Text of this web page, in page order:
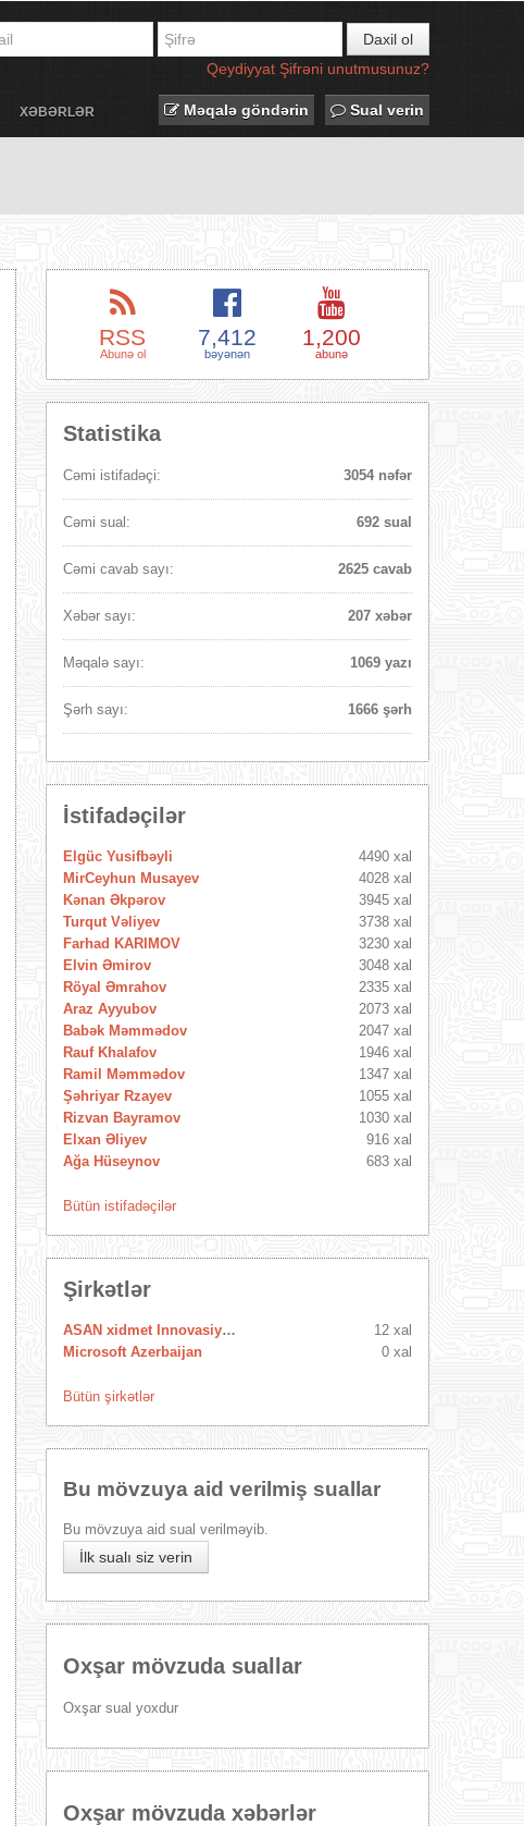
Daxil ol
Qeydiyyat Şifrəni unutmusunuz?
XƏBƏRLƏR Məqalə göndərin Sual verin
RSS
Abunə ol
7,412
bəyənən
1,200
abunə
Statistika
Cəmi istifadəçi: 3054 nəfər
Cəmi sual: 692 sual
Cəmi cavab sayı: 2625 cavab
Xəbər sayı: 207 xəbər
Məqalə sayı: 1069 yazı
Şərh sayı: 1666 şərh
İstifadəçilər
Elgüc Yusifbəyli
4490 xal
MirCeyhun Musayev
4028 xal
Kənan Əkpərov
3945 xal
Turqut Vəliyev
3738 xal
Farhad KARIMOV
3230 xal
Elvin Əmirov
3048 xal
Röyal Əmrahov
2335 xal
Araz Ayyubov
2073 xal
Babək Məmmədov
2047 xal
Rauf Khalafov
1946 xal
Ramil Məmmədov
1347 xal
Şəhriyar Rzayev
1055 xal
Rizvan Bayramov
1030 xal
Elxan Əliyev
916 xal
Ağa Hüseynov
683 xal
Bütün istifadəçilər
Şirkətlər
ASAN xidmet Innovasiya Mərkəzi
12 xal
Microsoft Azerbaijan
0 xal
Bütün şirkətlər
Bu mövzuya aid verilmiş suallar
Bu mövzuya aid sual verilməyib.
İlk sualı siz verin
Oxşar mövzuda suallar
Oxşar sual yoxdur
Oxşar mövzuda xəbərlər